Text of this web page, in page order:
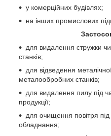
у комерційних будівлях;
на інших промислових
для видалення стружки
станків;
для відведення
металообробних станків;
для видалення пилу під
продукції;
для очищення повітря
обладнання;